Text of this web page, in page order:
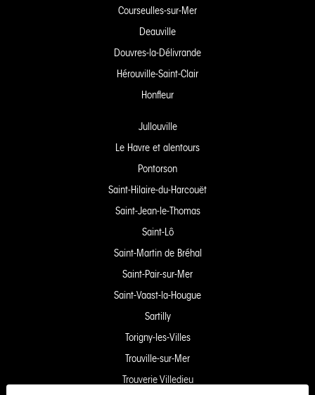
Courseulles-sur-Mer
Deauville
Douvres-la-Délivrande
Hérouville-Saint-Clair
Honfleur
Jullouville
Le Havre et alentours
Pontorson
Saint-Hilaire-du-Harcouët
Saint-Jean-le-Thomas
Saint-Lô
Saint-Martin de Bréhal
Saint-Pair-sur-Mer
Saint-Vaast-la-Hougue
Sartilly
Torigny-les-Villes
Trouville-sur-Mer
Trouverie Villedieu